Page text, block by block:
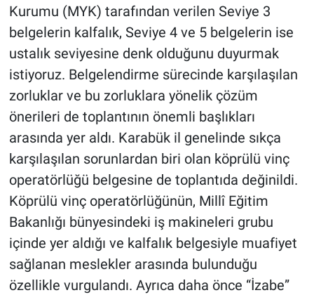
Kurumu (MYK) tarafından verilen Seviye 3
belgelerin kalfalık, Seviye 4 ve 5 belgelerin ise
ustalık seviyesine denk olduğunu duyurmak
istiyoruz. Belgelendirme sürecinde karşılaşılan
zorluklar ve bu zorluklara yönelik çözüm
önerileri de toplantının önemli başlıkları
arasında yer aldı. Karabük il genelinde sıkça
karşılaşılan sorunlardan biri olan köprülü vinç
operatörlüğü belgesine de toplantıda değinildi.
Köprülü vinç operatörlüğünün, Millî Eğitim
Bakanlığı bünyesindeki iş makineleri grubu
içinde yer aldığı ve kalfalık belgesiyle muafiyet
sağlanan meslekler arasında bulunduğu
özellikle vurgulandı. Ayrıca daha önce “İzabe”